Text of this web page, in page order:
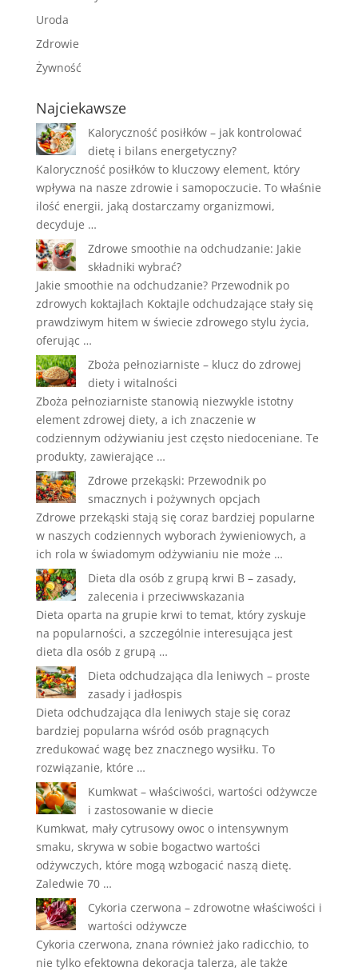
Uroda
Zdrowie
Żywność
Najciekawsze
Kaloryczność posiłków – jak kontrolować
dietę i bilans energetyczny?
Kaloryczność posiłków to kluczowy element, który
wpływa na nasze zdrowie i samopoczucie. To właśnie
ilość energii, jaką dostarczamy organizmowi,
decyduje …
Zdrowe smoothie na odchudzanie: Jakie
składniki wybrać?
Jakie smoothie na odchudzanie? Przewodnik po
zdrowych koktajlach Koktajle odchudzające stały się
prawdziwym hitem w świecie zdrowego stylu życia,
oferując …
Zboża pełnoziarniste – klucz do zdrowej
diety i witalności
Zboża pełnoziarniste stanowią niezwykle istotny
element zdrowej diety, a ich znaczenie w
codziennym odżywianiu jest często niedoceniane. Te
produkty, zawierające …
Zdrowe przekąski: Przewodnik po
smacznych i pożywnych opcjach
Zdrowe przekąski stają się coraz bardziej popularne
w naszych codziennych wyborach żywieniowych, a
ich rola w świadomym odżywianiu nie może …
Dieta dla osób z grupą krwi B – zasady,
zalecenia i przeciwwskazania
Dieta oparta na grupie krwi to temat, który zyskuje
na popularności, a szczególnie interesująca jest
dieta dla osób z grupą …
Dieta odchudzająca dla leniwych – proste
zasady i jadłospis
Dieta odchudzająca dla leniwych staje się coraz
bardziej popularna wśród osób pragnących
zredukować wagę bez znacznego wysiłku. To
rozwiązanie, które …
Kumkwat – właściwości, wartości odżywcze
i zastosowanie w diecie
Kumkwat, mały cytrusowy owoc o intensywnym
smaku, skrywa w sobie bogactwo wartości
odżywczych, które mogą wzbogacić naszą dietę.
Zaledwie 70 …
Cykoria czerwona – zdrowotne właściwości i
wartości odżywcze
Cykoria czerwona, znana również jako radicchio, to
nie tylko efektowna dekoracja talerza, ale także